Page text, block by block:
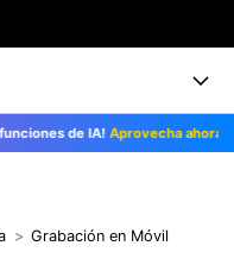
de IA!Aprovecha ahora>>
Grabación en Móvil